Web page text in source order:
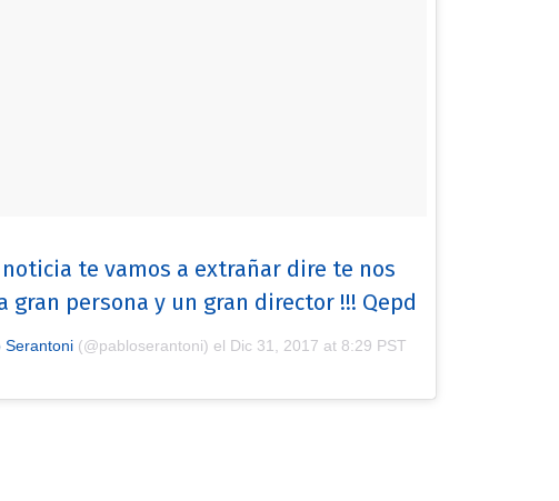
te vamos a extrañar dire te nos
persona y un gran director !!! Qepd
Serantoni (@pabloserantoni) el Dic 31, 2017 at 8:29 PST